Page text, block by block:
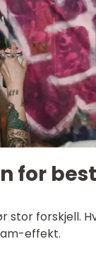
for
stor forskjell.
effekt.